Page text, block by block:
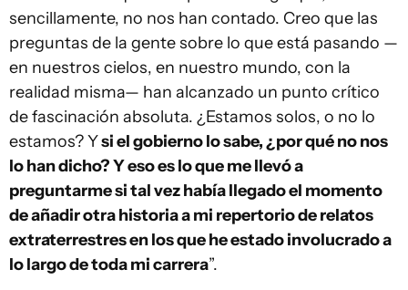
sencillamente, no nos han contado. Creo que las
preguntas de la gente sobre lo que está pasando —
en nuestros cielos, en nuestro mundo, con la
realidad misma— han alcanzado un punto crítico
de fascinación absoluta. ¿Estamos solos, o no lo
estamos? Ysi el gobierno lo sabe, ¿por qué no nos
lo han dicho? Y eso es lo que me llevó a
preguntarme si tal vez había llegado el momento
de añadir otra historia a mi repertorio de relatos
extraterrestres en los que he estado involucrado a
lo largo de toda mi carrera”.